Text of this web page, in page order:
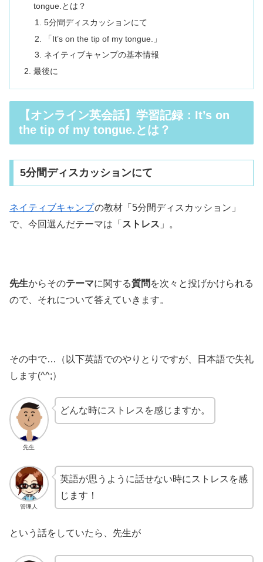
tongue.とは？
5分間ディスカッションにて
「It’s on the tip of my tongue.」
ネイティブキャンプの基本情報
最後に
【オンライン英会話】学習記録：It’s on
the tip of my tongue.とは？
5分間ディスカッションにて
ネイティブキャンプの教材「5分間ディスカッション」
で、今回選んだテーマは「 ストレス 」。
先生からそのテーマに関する質問 を次々と投げかけられる
ので、それについて答えていきます。
その中で…（以下英語でのやりとりですが、日本語で失礼
します(^^;）
先生
どんな時にストレスを感じますか。
管理人
英語が思うように話せない時にストレスを感
じます！
という話をしていたら、先生が